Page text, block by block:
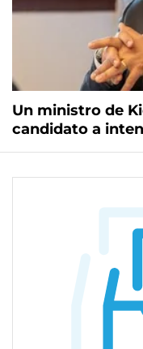
Un ministro de
candidato a